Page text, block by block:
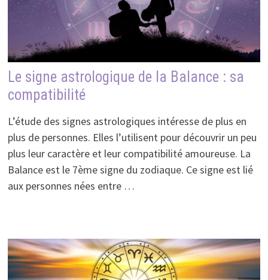
Le signe astrologique de la Balance : sa
compatibilité
L’étude des signes astrologiques intéresse de plus en
plus de personnes. Elles l’utilisent pour découvrir un peu
plus leur caractère et leur compatibilité amoureuse. La
Balance est le 7ème signe du zodiaque. Ce signe est lié
aux personnes nées entre …